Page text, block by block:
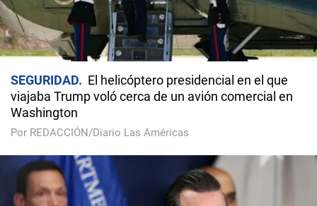
SEGURIDAD
El helicóptero presidencial en el que
viajaba Trump voló cerca de un avión comercial en
Washington
Por REDACCIÓN/Diario Las Américas